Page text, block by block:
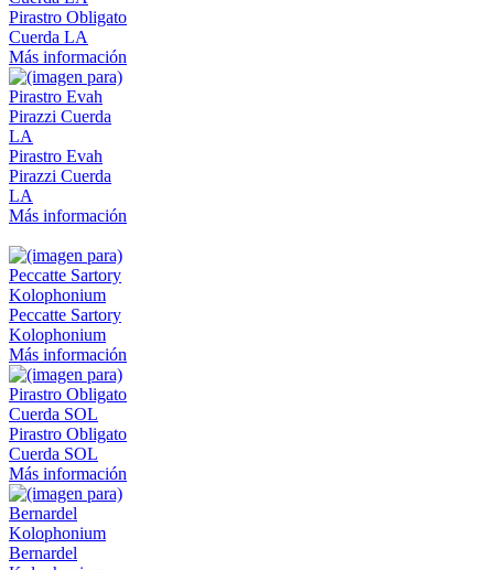
Pirastro Obligato
Cuerda LA
Más información
Pirastro Evah
Pirazzi Cuerda
LA
Más información
Peccatte Sartory
Kolophonium
Más información
Pirastro Obligato
Cuerda SOL
Más información
Bernardel